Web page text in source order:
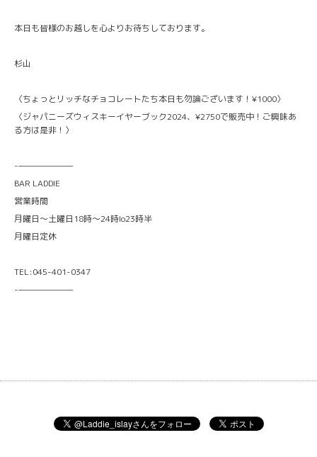
本日も皆様のお越しを心よりお待ちしております。
杉山
〈ちょっとリッチなチョコレートたち本日も勿論ございます！¥1000〉
〈ジャパニーズウィスキーイヤーブック2024、¥2750で販売中！ご興味あ
る方は是非！〉
-———————
BAR LADDIE
営業時間
月曜日〜土曜日18時〜24時lo23時半
月曜日定休
TEL:045-401-0347
-———————